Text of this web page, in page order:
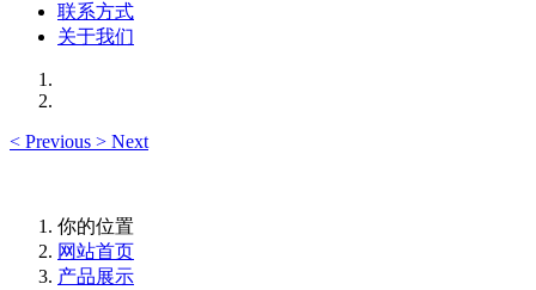
联系方式
关于我们
< Previous > Next
你的位置
网站首页
产品展示